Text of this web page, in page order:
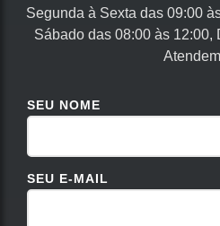
Segunda à Sexta das 09:00
Sábado das 08:00 às 12:00,
SEU NOME
SEU E-MAIL